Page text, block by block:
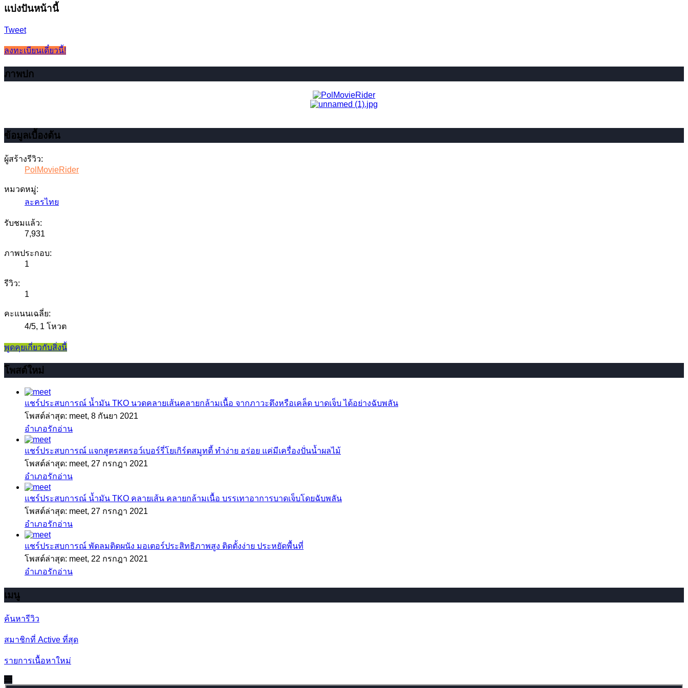
แบ่งปันหน้านี้
Tweet
ลงทะเบียนเดี๋ยวนี้!
ภาพปก
ข้อมูลเบื้องต้น
ผู้สร้างรีวิว:
PolMovieRider
หมวดหมู่:
ละครไทย
รับชมแล้ว:
7,931
ภาพประกอบ:
1
รีวิว:
1
คะแนนเฉลี่ย:
4/5, 1 โหวต
พูดคุยเกี่ยวกับสิ่งนี้
โพสต์ใหม่
แชร์ประสบการณ์ น้ำมัน TKO นวดคลายเส้นคลายกล้ามเนื้อ จากภาวะตึงหรือเคล็ด บาดเจ็บ ได้อย่างฉับพลัน
โพสต์ล่าสุด: meet, 8 กันยา 2021
อำเภอรักอ่าน
แชร์ประสบการณ์ แจกสูตรสตรอว์เบอร์รี่โยเกิร์ตสมูทตี้ ทำง่าย อร่อย แค่มีเครื่องปั่นน้ำผลไม้
โพสต์ล่าสุด: meet, 27 กรกฎา 2021
อำเภอรักอ่าน
แชร์ประสบการณ์ น้ำมัน TKO คลายเส้น คลายกล้ามเนื้อ บรรเทาอาการบาดเจ็บโดยฉับพลัน
โพสต์ล่าสุด: meet, 27 กรกฎา 2021
อำเภอรักอ่าน
แชร์ประสบการณ์ พัดลมติดผนัง มอเตอร์ประสิทธิภาพสูง ติดตั้งง่าย ประหยัดพื้นที่
โพสต์ล่าสุด: meet, 22 กรกฎา 2021
อำเภอรักอ่าน
เมนู
ค้นหารีวิว
สมาชิกที่ Active ที่สุด
รายการเนื้อหาใหม่